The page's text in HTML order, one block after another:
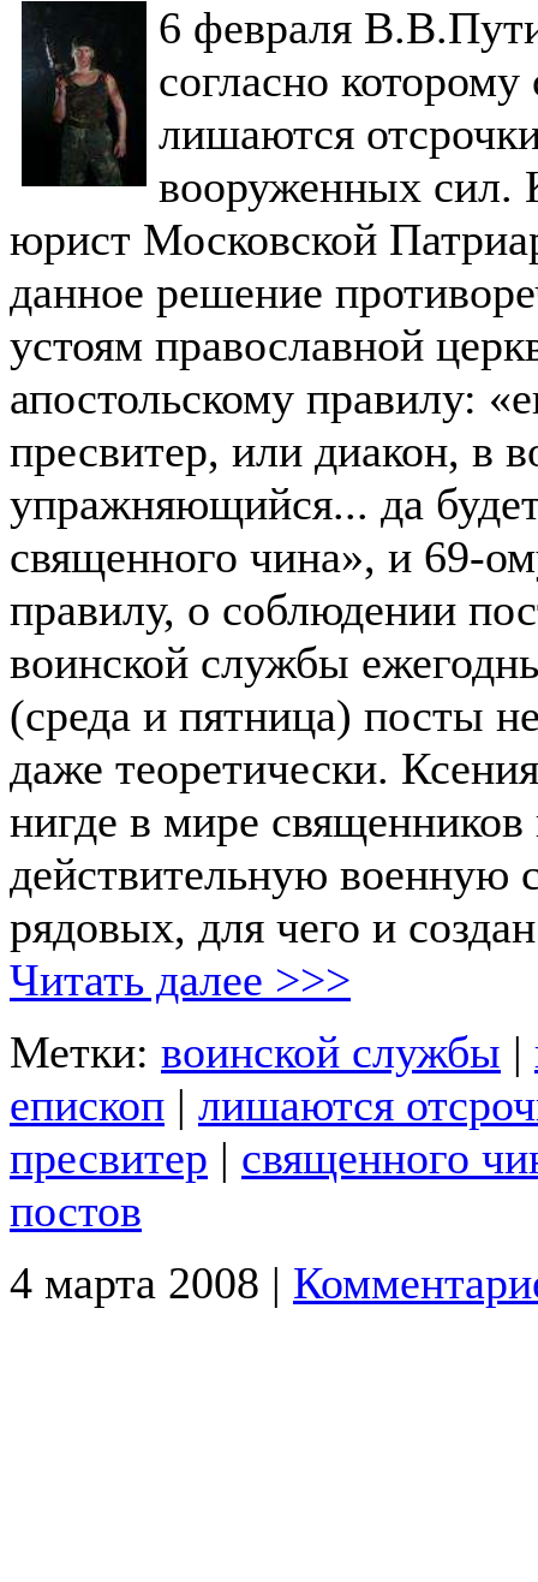
6 февраля
согласно
лишаются
вооруженных сил.
юрист Московской
данное решение
устоям православной
апостольскому правилу:
пресвитер, или диакон, в
упражняющийся... да
священного чина», и 69-
правилу, о соблюдении
воинской службы
(среда и пятница) посты
даже теоретически.
нигде в мире
действительную военную
рядовых, для чего и создан
Читать далее >>>
Метки: воинской службы |
епископ | лишаются
пресвитер | священного
постов
4 марта 2008 |